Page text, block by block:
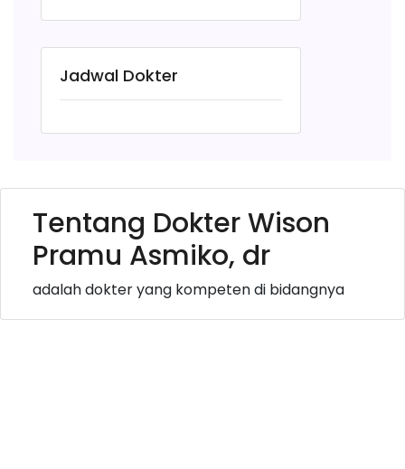
Jadwal Dokter
Tentang Dokter Wison
Pramu Asmiko, dr
adalah dokter yang kompeten di bidangnya